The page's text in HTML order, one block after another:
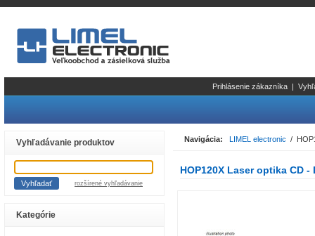
Prihlásenie zákazníka |
Vyhľadávanie produktov
rozšírené vyhľadávanie
Kategórie
Navigácia: LIMEL electronic /
HOP120X Laser optika CD -